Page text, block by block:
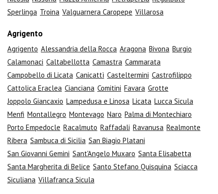
Sperlinga Troina Valguarnera Caropepe Villarosa
Agrigento
Agrigento Alessandria della Rocca Aragona Bivona Burgio
Calamonaci Caltabellotta Camastra Cammarata
Campobello di Licata Canicattì Casteltermini Castrofilippo
Cattolica Eraclea Cianciana Comitini Favara Grotte
Joppolo Giancaxio Lampedusa e Linosa Licata Lucca Sicula
Menfi Montallegro Montevago Naro Palma di Montechiaro
Porto Empedocle Racalmuto Raffadali Ravanusa Realmonte
Ribera Sambuca di Sicilia San Biagio Platani
San Giovanni Gemini Sant'Angelo Muxaro Santa Elisabetta
Santa Margherita di Belice Santo Stefano Quisquina Sciacca
Siculiana Villafranca Sicula